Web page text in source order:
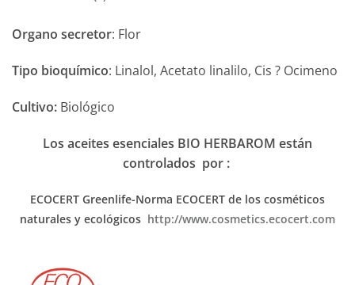
Organo secretor: Flor
Tipo bioquímico: Linalol, Acetato linalilo, Cis ? Ocimeno
Cultivo: Biológico
Los aceites esenciales BIO HERBAROM están
controlados por :
ECOCERT Greenlife-Norma ECOCERT de los cosméticos
naturales y ecológicos http://www.cosmetics.ecocert.com